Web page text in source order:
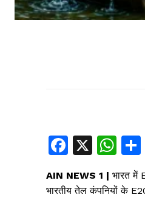
F
c
X
W
at
AIN NEWS 1 | भारत में
भारतीय तेल कंपनियों के